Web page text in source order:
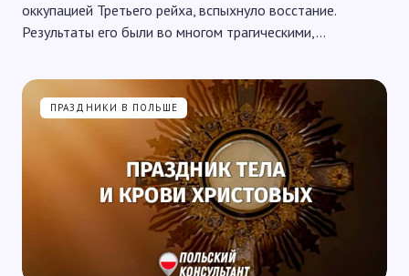
оккупацией Третьего рейха, вспыхнуло восстание.
Результаты его были во многом трагическими,…
ПРАЗДНИКИ В ПОЛЬШЕ